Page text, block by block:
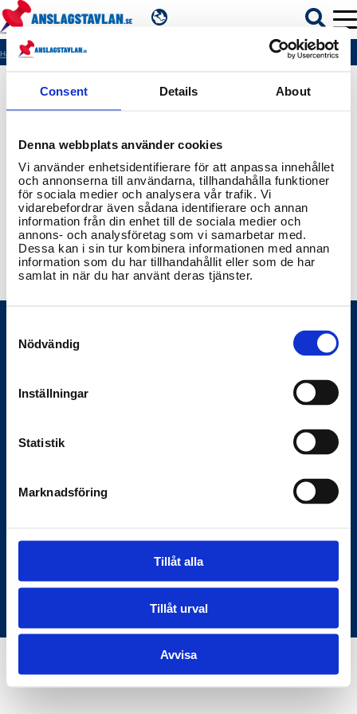
Consent Details About
Denna webbplats använder cookies
Vi använder enhetsidentifierare för att anpassa innehållet
och annonserna till användarna, tillhandahålla funktioner
för sociala medier och analysera vår trafik. Vi
vidarebefordrar även sådana identifierare och annan
information från din enhet till de sociala medier och
annons- och analysföretag som vi samarbetar med.
Dessa kan i sin tur kombinera informationen med annan
information som du har tillhandahållit eller som de har
samlat in när du har använt deras tjänster.
Selection
Nödvändig
Inställningar
Statistik
Marknadsföring
Tillåt alla
Tillåt urval
Avvisa
MYNDIGHETER
REGIONER
KOMMUNER
Hem 404
Anslagstavlan.se
myndigheter och samhället — den digitala
Om oss
© Copyright Anslagstavlan.se